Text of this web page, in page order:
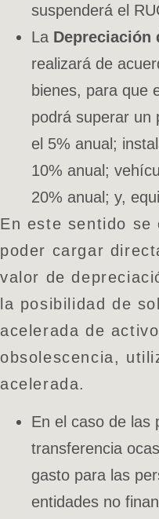
suspenderá el
La Depreciación
realizará de
bienes, para que
podrá superar un
el 5% anual;
10% anual;
20% anual; y,
En este sentido se
poder cargar
valor de
la posibilidad de
acelerada de
obsolescencia,
acelerada.
En el caso de las
transferencia
gasto para las
entidades no